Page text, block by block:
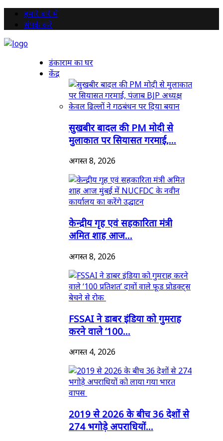
हमारे बारे में
संपर्क करें
डंकाराम का घर
केंद्र
सुखबीर बादल की PM मोदी से
मुलाकात पर सियासत गरमाई,...
अगस्त 8, 2026
केन्द्रीय गृह एवं सहकारिता मंत्री
अमित शाह आज...
अगस्त 8, 2026
FSSAI ने डाबर इंडिया को गुमराह
करने वाले ‘100...
अगस्त 4, 2026
2019 से 2026 के बीच 36 देशों से
274 भगोड़े अपराधियों...